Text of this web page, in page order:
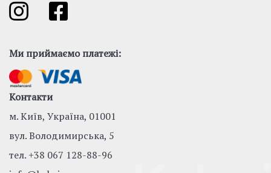
Ми приймаємо платежі:
Контакти
м. Київ, Україна, 01001
вул. Володимирська, 5
тел. +38 067 128-88-96